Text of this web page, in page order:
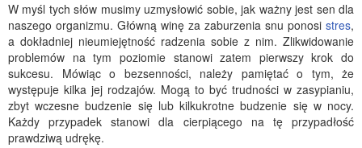
W myśl tych słów musimy uzmysłowić sobie, jak ważny jest sen dla
naszego organizmu. Główną winę za zaburzenia snu ponosi stres,
a dokładniej nieumiejętność radzenia sobie z nim. Zlikwidowanie
problemów na tym poziomie stanowi zatem pierwszy krok do
sukcesu. Mówiąc o bezsenności, należy pamiętać o tym, że
występuje kilka jej rodzajów. Mogą to być trudności w zasypianiu,
zbyt wczesne budzenie się lub kilkukrotne budzenie się w nocy.
Każdy przypadek stanowi dla cierpiącego na tę przypadłość
prawdziwą udrękę.